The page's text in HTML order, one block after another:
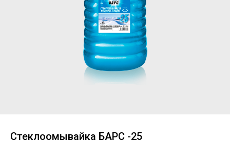
Стеклоомывайка БАРС -25